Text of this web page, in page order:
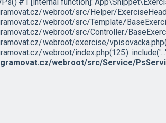
webroot/src/Helper/
webroot/src/Template/
webroot/src/Controller/
webroot/exercise/
webroot/index.php(125):
webroot/src/Service/